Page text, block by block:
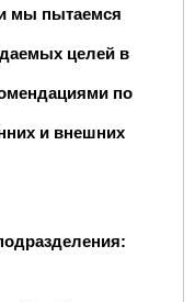
мы пытаемся
целей в
по
и внешних